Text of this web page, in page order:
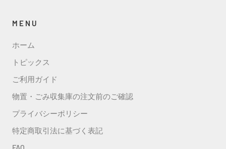
MENU
ホーム
トピックス
ご利用ガイド
物置・ごみ収集庫の注文前のご確認
プライバシーポリシー
特定商取引法に基づく表記